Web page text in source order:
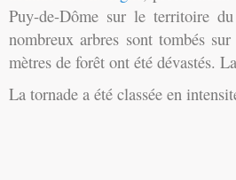
Puy-de-Dôme sur le territoire du
nombreux arbres sont tombés
mètres de forêt ont été dévastés.
La tornade a été classée en